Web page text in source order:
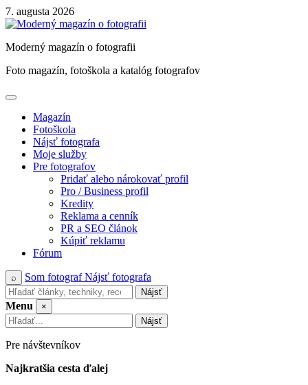
Skip
to
7. augusta 2026
Moderný magazín o fotografii
Foto magazín, fotoškola a katalóg fotografov
Magazín
Fotoškola
Nájsť fotografa
Moje služby
Pre fotografov
Pridať alebo nárokovať profil
Pro / Business profil
Kredity
Reklama a cenník
PR a SEO článok
Kúpiť reklamu
Fórum
⌕ Som fotografNájsť fotografa
Nájsť
Menu
×
Nájsť
Pre návštevníkov
Najkratšia cesta ďalej